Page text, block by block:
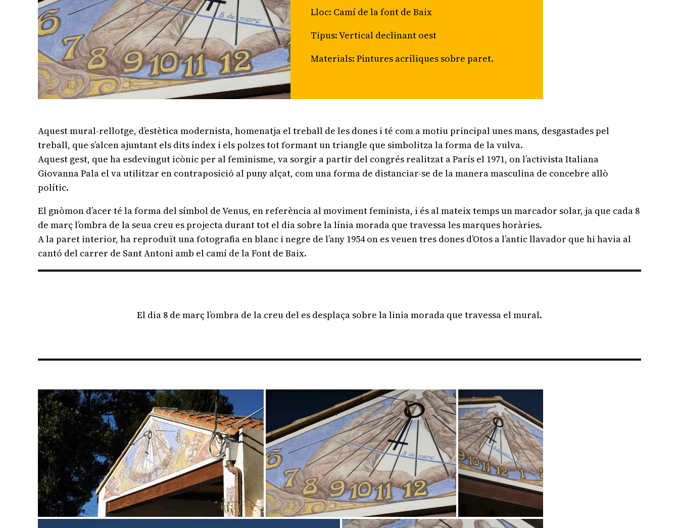
Lloc: Camí de la font de Baix
Tipus: Vertical declinant oest
Materials: Pintures acríliques sobre paret.
Aquest mural-rellotge, d’estètica modernista, homenatja el treball de les dones i té com a motiu principal unes mans, desgastades pel
treball, que s’alcen ajuntant els dits índex i els polzes tot formant un triangle que simbolitza la forma de la vulva.
Aquest gest, que ha esdevingut icònic per al feminisme, va sorgir a partir del congrés realitzat a París el 1971, on l’activista Italiana
Giovanna Pala el va utilitzar en contraposició al puny alçat, com una forma de distanciar-se de la manera masculina de concebre allò
polític.
El gnòmon d’acer té la forma del símbol de Venus, en referència al moviment feminista, i és al mateix temps un marcador solar, ja que cada 8
de març l’ombra de la seua creu es projecta durant tot el dia sobre la línia morada que travessa les marques horàries.
A la paret interior, ha reproduït una fotografia en blanc i negre de l’any 1954 on es veuen tres dones d’Otos a l’antic llavador que hi havia al
cantó del carrer de Sant Antoni amb el camí de la Font de Baix.
El dia 8 de març l’ombra de la creu del es desplaça sobre la linia morada que travessa el mural.